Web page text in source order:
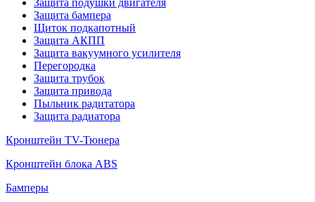
Защита бампера
Щиток подкапотный
Защита АКПП
Защита вакуумного усилителя
Перегородка
Защита трубок
Защита привода
Пыльник радитатора
Защита радиатора
Кронштейн TV-Тюнера
Кронштейн блока ABS
Бамперы